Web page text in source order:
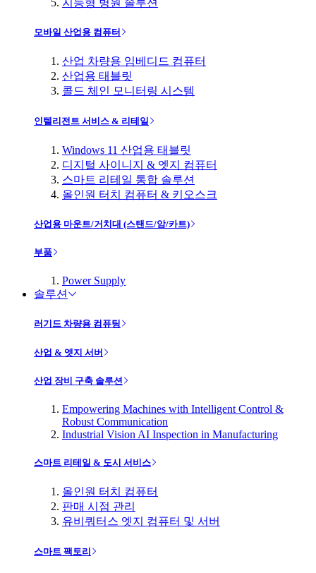
지능형 병원 솔루션
모바일 산업용 컴퓨터
산업 차량용 임베디드 컴퓨터
산업용 태블릿
콜드 체인 모니터링 시스템
인텔리전트 서비스 & 리테일
Windows 11 산업용 태블릿
디지털 사이니지 & 엣지 컴퓨터
스마트 리테일 통합 솔루션
올인원 터치 컴퓨터 & 키오스크
산업용 마운트/거치대 (스탠드/암/카트)
부품
Power Supply
솔루션
러기드 차량용 컴퓨팅
산업 & 엣지 서버
산업 장비 구축 솔루션
Empowering Machines with Intelligent Control &
Robust Communication
Industrial Vision AI Inspection in Manufacturing
스마트 리테일 & 도시 서비스
올인원 터치 컴퓨터
판매 시점 관리
유비쿼터스 엣지 컴퓨터 및 서버
스마트 팩토리